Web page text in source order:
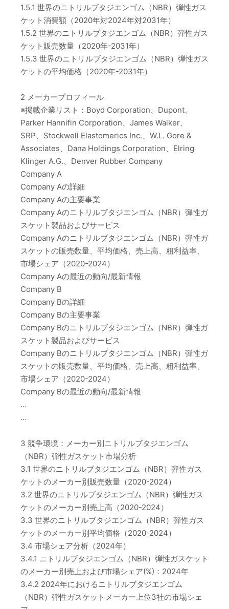
1.5.1 世界のニトリルブタジエンゴム（NBR）弾性ガス
ケット消費額（2020年対2024年対2031年）
1.5.2 世界のニトリルブタジエンゴム（NBR）弾性ガス
ケット販売数量（2020年-2031年）
1.5.3 世界のニトリルブタジエンゴム（NBR）弾性ガス
ケットの平均価格（2020年-2031年）
2 メーカープロフィール
※掲載企業リスト：Boyd Corporation、Dupont、
Parker Hannifin Corporation、James Walker、
SRP、Stockwell Elastomerics Inc.、W.L. Gore &
Associates、Dana Holdings Corporation、Elring
Klinger A.G.、Denver Rubber Company
Company A
Company Aの詳細
Company Aの主要事業
Company Aのニトリルブタジエンゴム（NBR）弾性ガ
スケット製品およびサービス
Company Aのニトリルブタジエンゴム（NBR）弾性ガ
スケットの販売数量、平均価格、売上高、粗利益率、
市場シェア（2020-2024）
Company Aの最近の動向/最新情報
Company B
Company Bの詳細
Company Bの主要事業
Company Bのニトリルブタジエンゴム（NBR）弾性ガ
スケット製品およびサービス
Company Bのニトリルブタジエンゴム（NBR）弾性ガ
スケットの販売数量、平均価格、売上高、粗利益率、
市場シェア（2020-2024）
Company Bの最近の動向/最新情報
…
…
3 競争環境：メーカー別ニトリルブタジエンゴム
（NBR）弾性ガスケット市場分析
3.1 世界のニトリルブタジエンゴム（NBR）弾性ガス
ケットのメーカー別販売数量（2020-2024）
3.2 世界のニトリルブタジエンゴム（NBR）弾性ガス
ケットのメーカー別売上高（2020-2024）
3.3 世界のニトリルブタジエンゴム（NBR）弾性ガス
ケットのメーカー別平均価格（2020-2024）
3.4 市場シェア分析（2024年）
3.4.1 ニトリルブタジエンゴム（NBR）弾性ガスケット
のメーカー別売上および市場シェア(%)：2024年
3.4.2 2024年におけるニトリルブタジエンゴム
（NBR）弾性ガスケットメーカー上位3社の市場シェ